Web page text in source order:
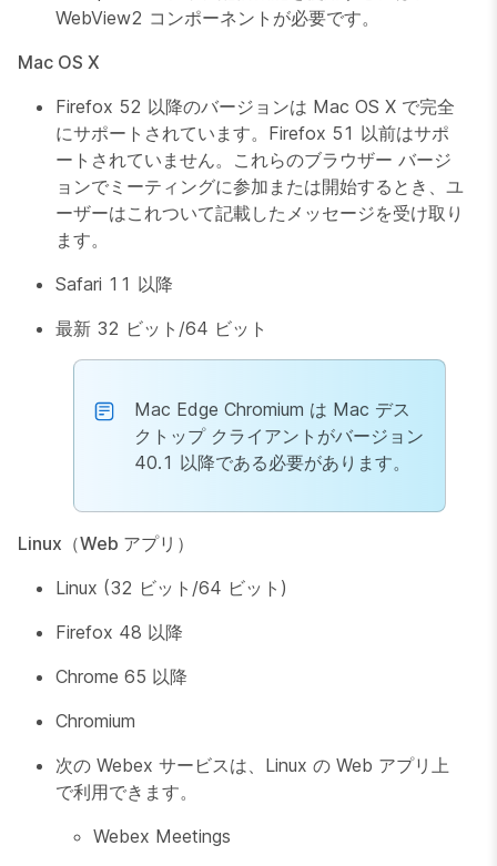
WebView2 コンポーネントが必要です。
Mac OS X
Firefox 52 以降のバージョンは Mac OS X で完全
にサポートされています。Firefox 51 以前はサポ
ートされていません。これらのブラウザー バージ
ョンでミーティングに参加または開始するとき、ユ
ーザーはこれついて記載したメッセージを受け取り
ます。
Safari 11 以降
最新 32 ビット/64 ビット
Mac Edge Chromium は Mac デス
クトップ クライアントがバージョン
40.1 以降である必要があります。
Linux（Web アプリ）
Linux (32 ビット/64 ビット)
Firefox 48 以降
Chrome 65 以降
Chromium
次の Webex サービスは、Linux の Web アプリ上
で利用できます。
Webex Meetings